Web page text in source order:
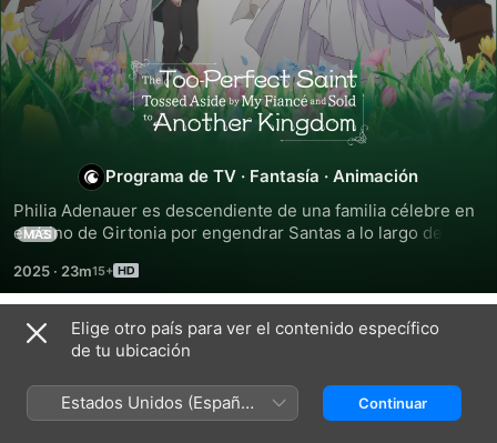
The
Too-
Perfect
Saint:
Tossed
Aside
by
Programa de TV · Fantasía ·Animación
Philia Adenauer es descendiente de una familia célebre en
el reino de Girtonia por engendrar Santas a lo largo de
humanidad de los monstruos, y Philia se sometió a una
estricta formación y entrenamiento para hacerse
merecedora de ese título. Cuando Julius, su prometido,
rompe su compromiso, venden a Philia al reino de
MÁS
2025 · 23m
Temporada 1
Elige otro país para ver el contenido específico
de tu ubicación
Estados Unidos (Español
México)
Continuar